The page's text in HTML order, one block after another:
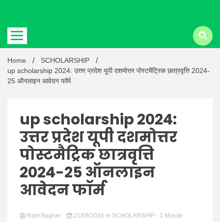
Latest
Hindi
News
Home
SCHOLARSHIP
up scholarship 2024: उत्तर प्रदेश यूपी दशमोत्तर पोस्टमैट्रिक छात्रवृत्ति 2024-
25 ऑनलाइन आवेदन फॉर्म
up scholarship 2024:
उत्तर प्रदेश यूपी दशमोत्तर
पोस्टमैट्रिक छात्रवृत्ति
2024-25 ऑनलाइन
आवेदन फॉर्म
Ram Baghel 21/09/2024 in SCHOLARSHIP - 1 Minute